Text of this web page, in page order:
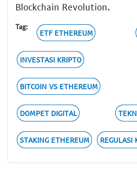
Blockchain Revolution.
Tag:
ETF ETHEREUM
INVESTASI KRIPTO
BITCOIN VS ETHEREUM
DOMPET DIGITAL
STAKING ETHEREUM REGULASI